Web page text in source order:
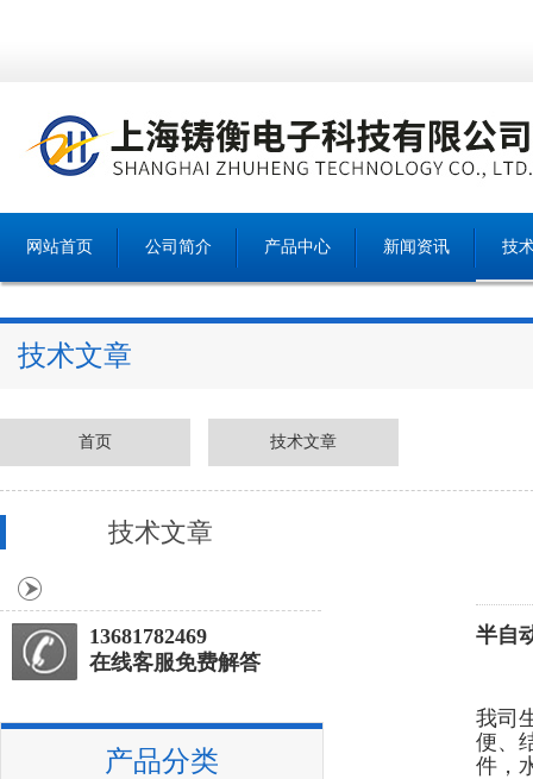
网站首页 公司简介 产品中心 新闻资讯 技
技术文章
首页 技术文章
半自
我司
便、
件，
技术文章
13681782469
在线客服免费解答
产品分类